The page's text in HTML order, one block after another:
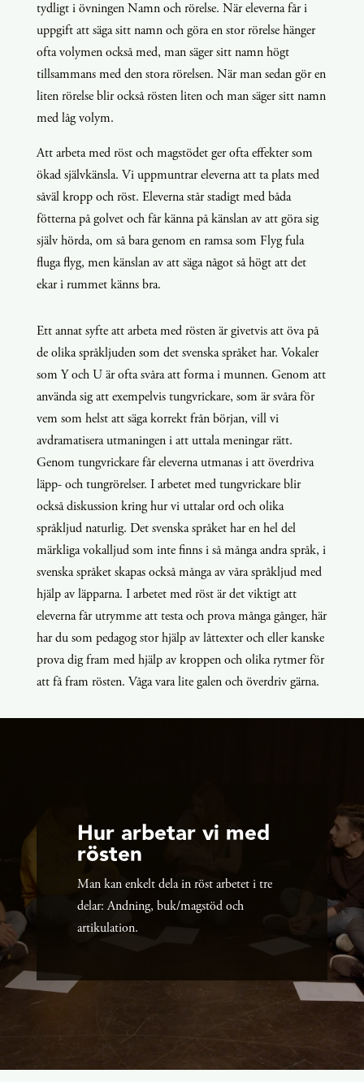
tydligt i övningen Namn och rörelse. När eleverna får i
uppgift att säga sitt namn och göra en stor rörelse hänger
ofta volymen också med, man säger sitt namn högt
tillsammans med den stora rörelsen. När man sedan gör en
liten rörelse blir också rösten liten och man säger sitt namn
med låg volym.
Att arbeta med röst och magstödet ger ofta effekter som
ökad självkänsla. Vi uppmuntrar eleverna att ta plats med
såväl kropp och röst. Eleverna står stadigt med båda
fötterna på golvet och får känna på känslan av att göra sig
själv hörda, om så bara genom en ramsa som Flyg fula
fluga flyg, men känslan av att säga något så högt att det
ekar i rummet känns bra.
Ett annat syfte att arbeta med rösten är givetvis att öva på
de olika språkljuden som det svenska språket har. Vokaler
som Y och U är ofta svåra att forma i munnen. Genom att
använda sig att exempelvis tungvrickare, som är svåra för
vem som helst att säga korrekt från början, vill vi
avdramatisera utmaningen i att uttala meningar rätt.
Genom tungvrickare får eleverna utmanas i att överdriva
läpp- och tungrörelser. I arbetet med tungvrickare blir
också diskussion kring hur vi uttalar ord och olika
språkljud naturlig. Det svenska språket har en hel del
märkliga vokalljud som inte finns i så många andra språk, i
svenska språket skapas också många av våra språkljud med
hjälp av läpparna. I arbetet med röst är det viktigt att
eleverna får utrymme att testa och prova många gånger, här
har du som pedagog stor hjälp av låttexter och eller kanske
prova dig fram med hjälp av kroppen och olika rytmer för
att få fram rösten. Våga vara lite galen och överdriv gärna.
Hur arbetar vi med
rösten
Man kan enkelt dela in röst arbetet i tre
delar: Andning, buk/magstöd och
artikulation.